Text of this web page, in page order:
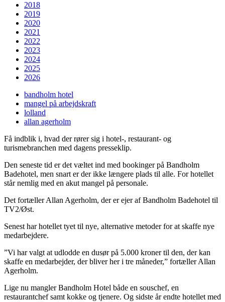
2018
2019
2020
2021
2022
2023
2024
2025
2026
bandholm hotel
mangel på arbejdskraft
lolland
allan agerholm
Få indblik i, hvad der rører sig i hotel-, restaurant- og
turismebranchen med dagens presseklip.
Den seneste tid er det væltet ind med bookinger på Bandholm
Badehotel, men snart er der ikke længere plads til alle. For hotellet
står nemlig med en akut mangel på personale.
Det fortæller Allan Agerholm, der er ejer af Bandholm Badehotel til
TV2/Øst.
Senest har hotellet tyet til nye, alternative metoder for at skaffe nye
medarbejdere.
”Vi har valgt at udlodde en dusør på 5.000 kroner til den, der kan
skaffe en medarbejder, der bliver her i tre måneder,” fortæller Allan
Agerholm.
Lige nu mangler Bandholm Hotel både en souschef, en
restaurantchef samt kokke og tjenere. Og sidste år endte hotellet med